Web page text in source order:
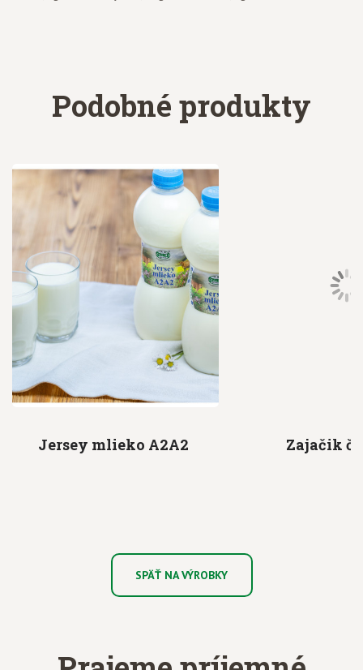
Podobné produkty
Jersey mlieko A2A2 Zajačik
SPÄŤ NA VÝROBKY